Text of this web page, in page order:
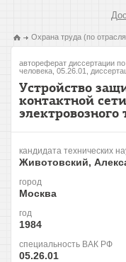
Охрана труда (по
автореферат диссертации
человека, 05.26.01,
Устройство
контактной
электровозного
кандидата технических
Животовский,
город
Москва
год
1984
специальность ВАК РФ
05.26.01